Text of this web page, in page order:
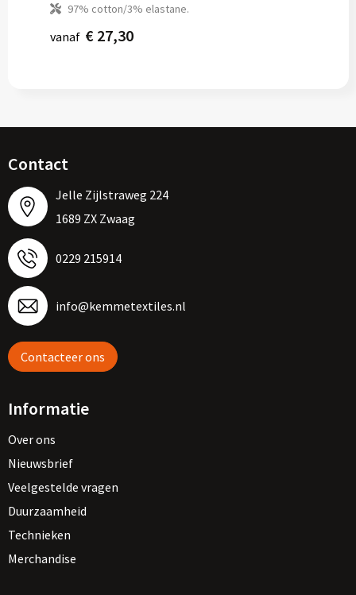
97% cotton/3% elastane.
vanaf € 27,30
Contact
Jelle Zijlstraweg 224
1689 ZX Zwaag
0229 215914
info@kemmetextiles.nl
Contacteer ons
Informatie
Over ons
Nieuwsbrief
Veelgestelde vragen
Duurzaamheid
Technieken
Merchandise